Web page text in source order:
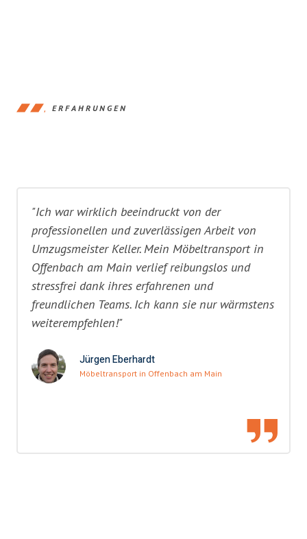
ERFAHRUNGEN
"Ich war wirklich beeindruckt von der
professionellen und zuverlässigen Arbeit von
Umzugsmeister Keller. Mein Möbeltransport in
Offenbach am Main verlief reibungslos und
stressfrei dank ihres erfahrenen und
freundlichen Teams. Ich kann sie nur wärmstens
weiterempfehlen!"
Jürgen Eberhardt
Möbeltransport in Offenbach am Main